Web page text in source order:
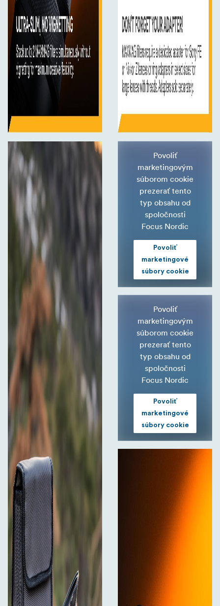
Povoliť
marketingovým
súborom cookie
prezerať tento
typ obsahu od
spoločnosti
Focus Nordic
Povoliť
marketingové
súbory cookie
Povoliť
marketingovým
súborom cookie
prezerať tento
typ obsahu od
spoločnosti
Focus Nordic
Povoliť
marketingové
súbory cookie